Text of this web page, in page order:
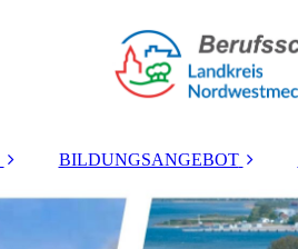
BILDUNGSANGEBOT
Berufliches
Gymnasium